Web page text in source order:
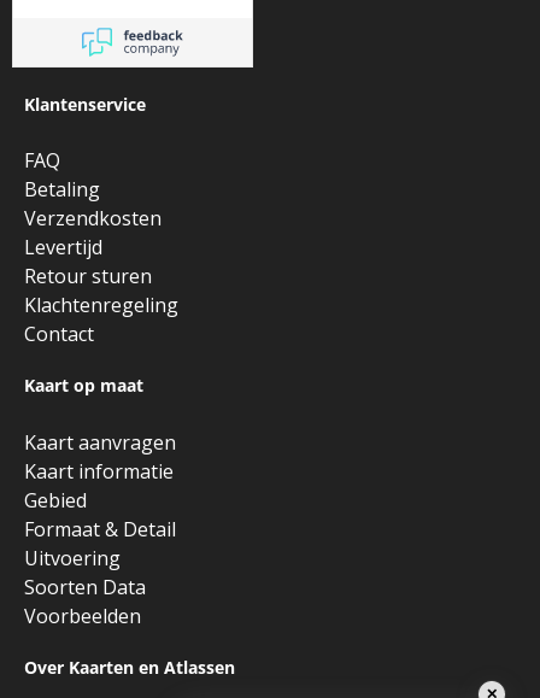
Klantenservice
FAQ
Betaling
Verzendkosten
Levertijd
Retour sturen
Klachtenregeling
Contact
Kaart op maat
Kaart aanvragen
Kaart informatie
Gebied
Formaat & Detail
Uitvoering
Soorten Data
Voorbeelden
Over Kaarten en Atlassen
✕